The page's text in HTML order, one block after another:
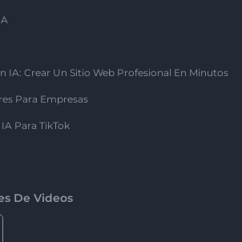
IA: Crear Un Sitio Web Profesional En Minutos
Para Empresas
Para TikTok
De Videos